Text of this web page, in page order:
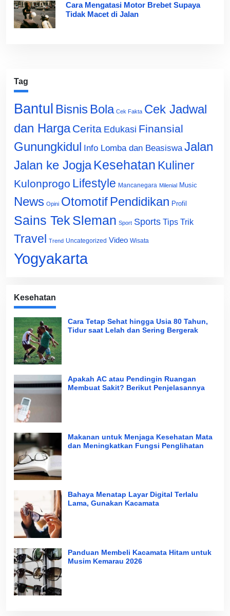
Cara Mengatasi Motor Brebet Supaya
Tidak Macet di Jalan
Tag
Bantul Bisnis Bola Cek Fakta Cek Jadwal
dan Harga Cerita Edukasi Finansial
Gunungkidul Info Lomba dan Beasiswa Jalan
Jalan ke Jogja Kesehatan Kuliner
Kulonprogo Lifestyle Mancanegara Milenial Music
News Opini Otomotif Pendidikan Profil
Sains Tek Sleman Sport Sports Tips Trik
Travel Trend Uncategorized Video Wisata
Yogyakarta
Kesehatan
Cara Tetap Sehat hingga Usia 80 Tahun,
Tidur saat Lelah dan Sering Bergerak
Apakah AC atau Pendingin Ruangan
Membuat Sakit? Berikut Penjelasannya
Makanan untuk Menjaga Kesehatan Mata
dan Meningkatkan Fungsi Penglihatan
Bahaya Menatap Layar Digital Terlalu
Lama, Gunakan Kacamata
Panduan Membeli Kacamata Hitam untuk
Musim Kemarau 2026